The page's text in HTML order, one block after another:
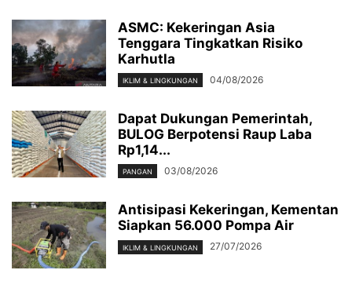
ASMC: Kekeringan Asia
Tenggara Tingkatkan Risiko
Karhutla
IKLIM & LINGKUNGAN 04/08/2026
Dapat Dukungan Pemerintah,
BULOG Berpotensi Raup Laba
Rp1,14...
PANGAN 03/08/2026
Antisipasi Kekeringan, Kementan
Siapkan 56.000 Pompa Air
IKLIM & LINGKUNGAN 27/07/2026